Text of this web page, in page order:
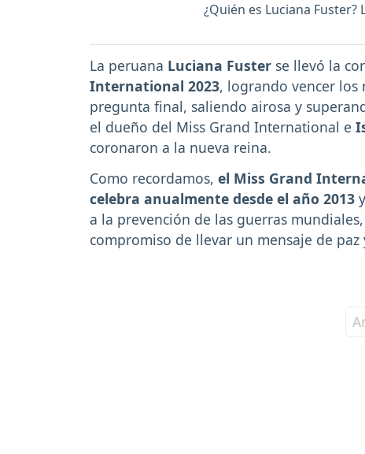
¿Quién es Luciana
La peruana Luciana Fuster se llevó la
International 2023, logrando vencer los
pregunta final, saliendo airosa y
el dueño del Miss Grand International e
coronaron a la nueva reina.
Como recordamos, el Miss Grand
celebra anualmente desde el año 2013
a la prevención de las guerras
compromiso de llevar un mensaje de